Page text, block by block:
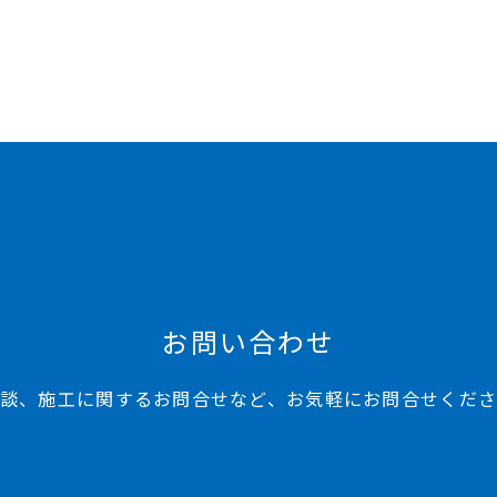
お問い合わせ
、施工に関するお問合せなど、お気軽にお問合せくだ